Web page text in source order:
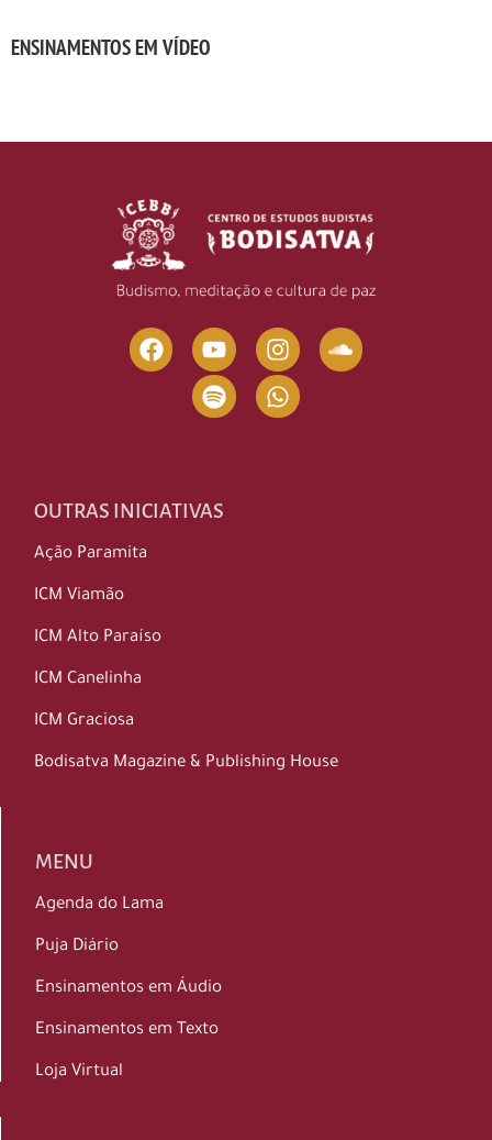
ENSINAMENTOS EM VÍDEO
OUTRAS INICIATIVAS
Ação Paramita
ICM Viamão
ICM Alto Paraíso
ICM Canelinha
ICM Graciosa
Bodisatva Magazine & Publishing House
MENU
Agenda do Lama
Puja Diário
Ensinamentos em Áudio
Ensinamentos em Texto
Loja Virtual